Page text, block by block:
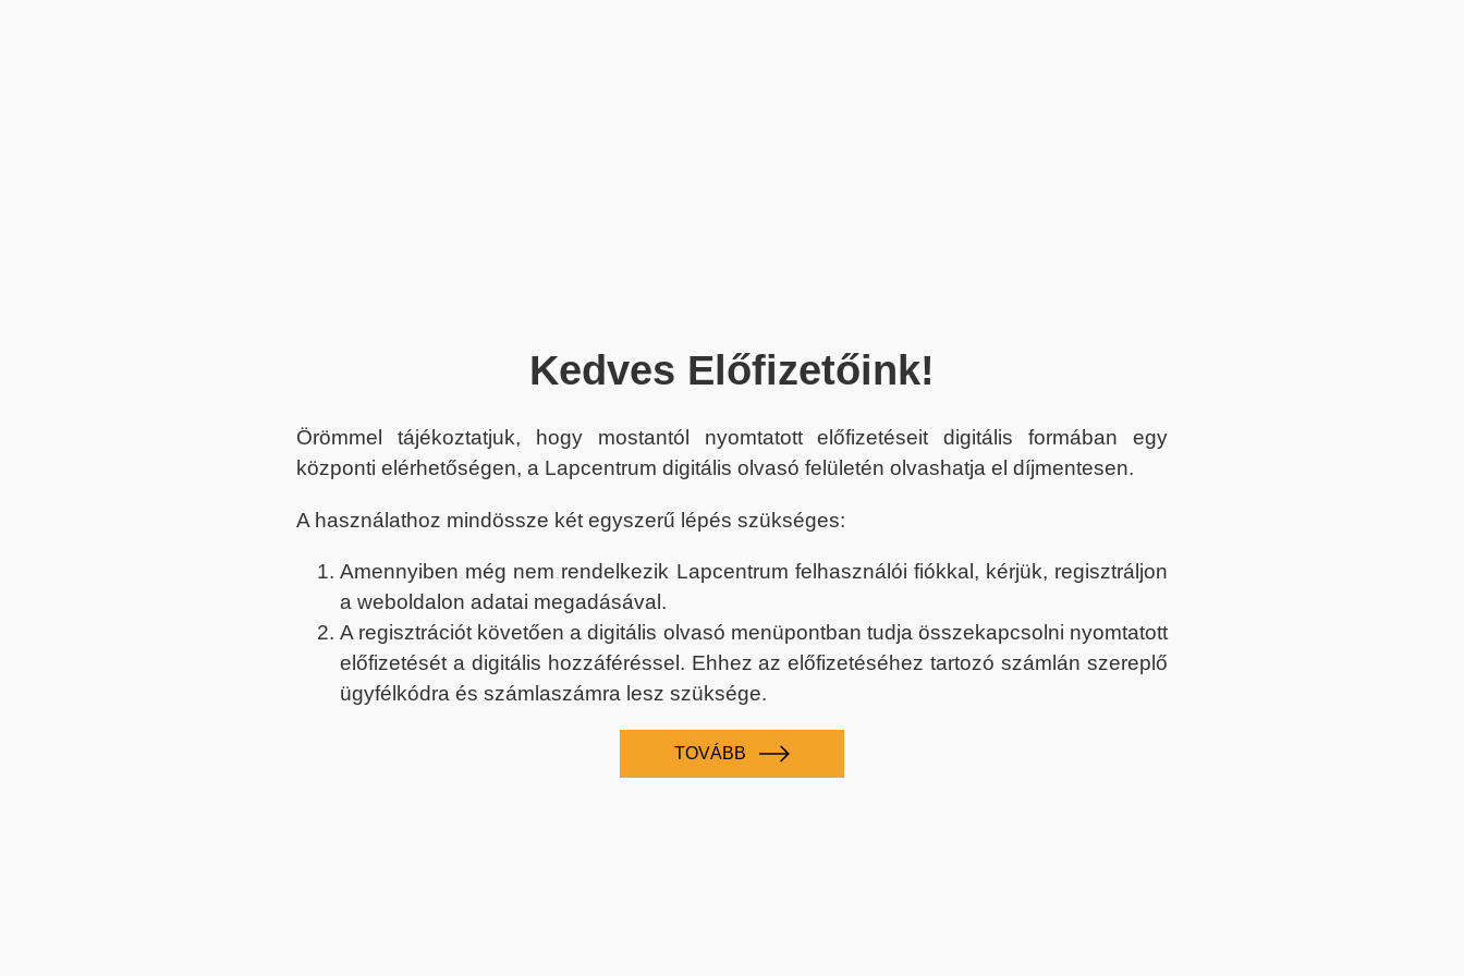
Kedves Előfizetőink!
Örömmel tájékoztatjuk, hogy mostantól nyomtatott előfizetéseit digitális formában egy
központi elérhetőségen, a Lapcentrum digitális olvasó felületén olvashatja el díjmentesen.
A használathoz mindössze két egyszerű lépés szükséges:
Amennyiben még nem rendelkezik Lapcentrum felhasználói fiókkal, kérjük, regisztráljon
a weboldalon adatai megadásával.
A regisztrációt követően a digitális olvasó menüpontban tudja összekapcsolni nyomtatott
előfizetését a digitális hozzáféréssel. Ehhez az előfizetéséhez tartozó számlán szereplő
ügyfélkódra és számlaszámra lesz szüksége.
TOVÁBB